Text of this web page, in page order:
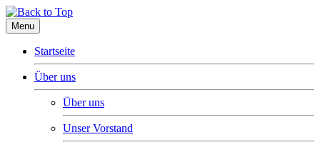
Menu
Startseite
Über uns
Über uns
Unser Vorstand